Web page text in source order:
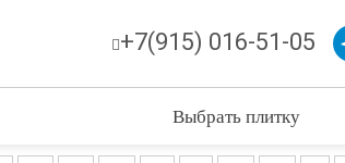
+7(915) 016-51-05
Выбрать плитку